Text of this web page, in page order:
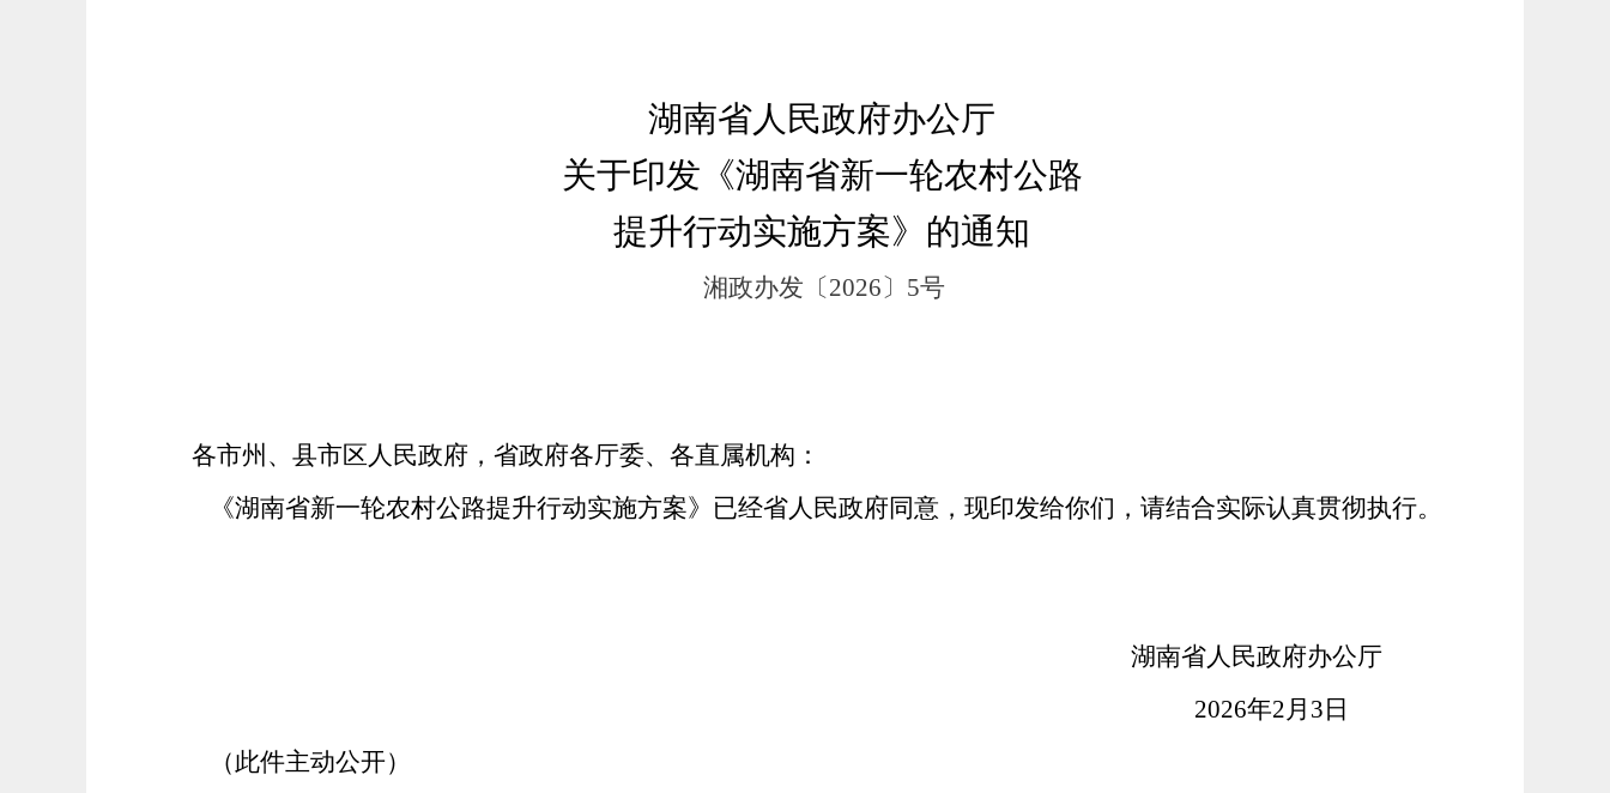
湖南省人民政府办公厅
关于印发《湖南省新一轮农村公路
提升行动实施方案》的通知
湘政办发〔2026〕 5号
各市州、县市区人民政府，省政府各厅委、各直属机构：
《湖南省新一轮农村公路提升行动实施方案》已经省人民政府同意，现印发给你们，请结合实际认真贯彻执行。
湖南省人民政府办公厅
2026年2月 3 日
（此件主动公开）